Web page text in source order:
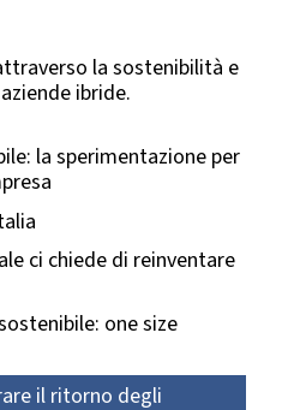
la sostenibilità e
ibride.
la sperimentazione per
ci chiede di reinventare
one size
il ritorno degli